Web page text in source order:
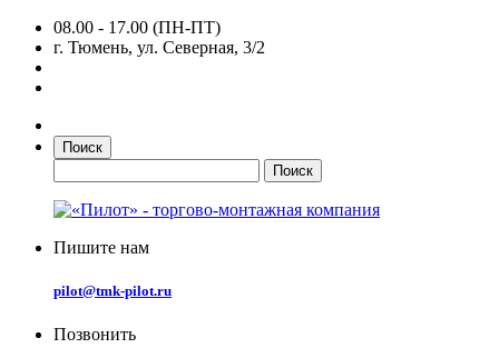
08.00 - 17.00 (ПН-ПТ)
г. Тюмень, ул. Северная, 3/2
Поиск
Пишите нам
pilot@tmk-pilot.ru
Позвонить